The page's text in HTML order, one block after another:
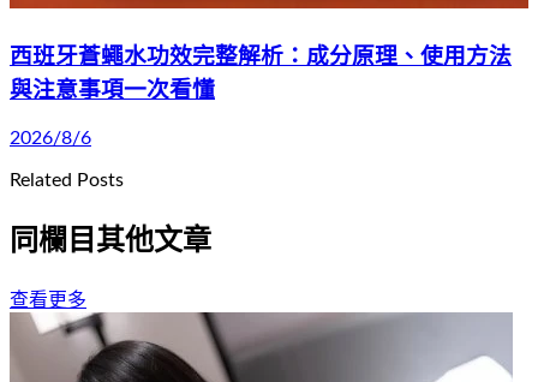
西班牙蒼蠅水功效完整解析：成分原理、使用方法
與注意事項一次看懂
2026/8/6
Related Posts
同欄目其他文章
查看更多